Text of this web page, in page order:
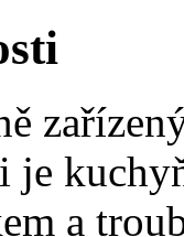
je
a